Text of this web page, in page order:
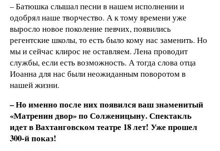
– Батюшка слышал песни в нашем исполнении и
одобрял наше творчество. А к тому времени уже
выросло новое поколение певчих, появились
регентские школы, то есть было кому нас заменить. Но
мы и сейчас клирос не оставляем. Лена проводит
службы, если есть возможность. А тогда слова отца
Иоанна для нас были неожиданным поворотом в
нашей жизни.
– Но именно после них появился ваш знаменитый
«Матренин двор» по Солженицыну. Спектакль
идет в Вахтанговском театре 18 лет! Уже прошел
300-й показ!